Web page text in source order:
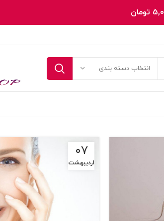
انتخاب دسته بندی
۰۷
اردیبهشت